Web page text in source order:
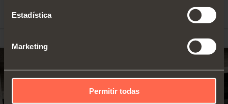
Estadística
Marketing
Permitir todas